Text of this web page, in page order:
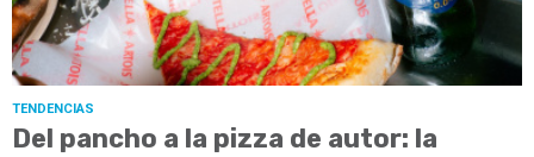
TENDENCIAS
Del pancho a la pizza de autor: la